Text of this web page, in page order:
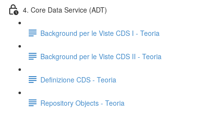
4. Core Data Service (ADT)
Background per le Viste CDS I - Teoria
Background per le Viste CDS II - Teoria
Definizione CDS - Teoria
Repository Objects - Teoria